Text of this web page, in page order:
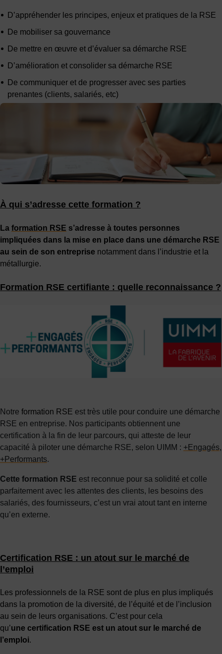
D’appréhender les principes, enjeux et pratiques de la RSE
De mobiliser sa gouvernance
De mettre en œuvre et d’évaluer sa démarche RSE
D’amélioration et consolider sa démarche RSE
De communiquer et de progresser avec ses parties
prenantes (clients, salariés, etc)
À qui s’adresse cette formation ?
La formation RSE s’adresse à toutes personnes
impliquées dans la mise en place dans une démarche RSE
au sein de son entreprise notamment dans l’industrie et la
métallurgie.
Formation RSE certifiante : quelle reconnaissance ?
Notre formation RSE est très utile pour conduire une démarche
RSE en entreprise. Nos participants obtiennent une
certification à la fin de leur parcours, qui atteste de leur
capacité à piloter une démarche RSE, selon UIMM : +Engagés,
+Performants.
Cette formation RSE est reconnue pour sa solidité et colle
parfaitement avec les attentes des clients, les besoins des
salariés, des fournisseurs, c’est un vrai atout tant en interne
qu’en externe.
Certification RSE : un atout sur le marché de
l’emploi
Les professionnels de la RSE sont de plus en plus impliqués
dans la promotion de la diversité, de l’équité et de l’inclusion
au sein de leurs organisations. C’est pour cela
qu’une certification RSE est un atout sur le marché de
l’emploi.